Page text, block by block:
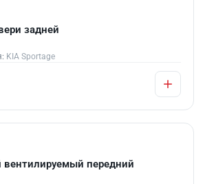
задней
KIA Sportage
вентилируемый передний